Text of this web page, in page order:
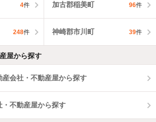
4件 加古郡稲美町 96件
248件 神崎郡市川町 39件
屋から探す
産会社・不動産屋から探す
不動産屋から探す